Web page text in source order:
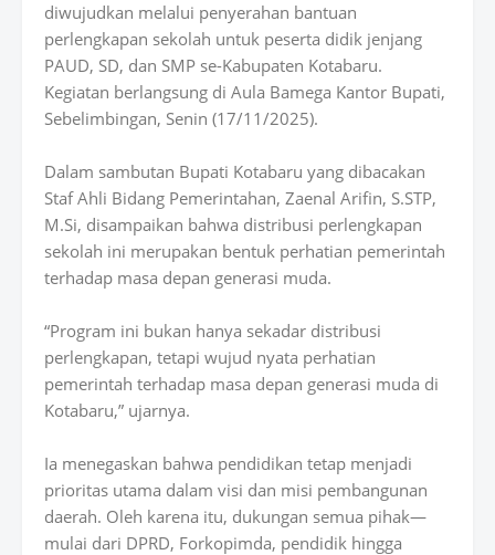
diwujudkan melalui penyerahan bantuan
perlengkapan sekolah untuk peserta didik jenjang
PAUD, SD, dan SMP se-Kabupaten Kotabaru.
Kegiatan berlangsung di Aula Bamega Kantor Bupati,
Sebelimbingan, Senin (17/11/2025).
Dalam sambutan Bupati Kotabaru yang dibacakan
Staf Ahli Bidang Pemerintahan, Zaenal Arifin, S.STP,
M.Si, disampaikan bahwa distribusi perlengkapan
sekolah ini merupakan bentuk perhatian pemerintah
terhadap masa depan generasi muda.
“Program ini bukan hanya sekadar distribusi
perlengkapan, tetapi wujud nyata perhatian
pemerintah terhadap masa depan generasi muda di
Kotabaru,” ujarnya.
Ia menegaskan bahwa pendidikan tetap menjadi
prioritas utama dalam visi dan misi pembangunan
daerah. Oleh karena itu, dukungan semua pihak—
mulai dari DPRD, Forkopimda, pendidik hingga